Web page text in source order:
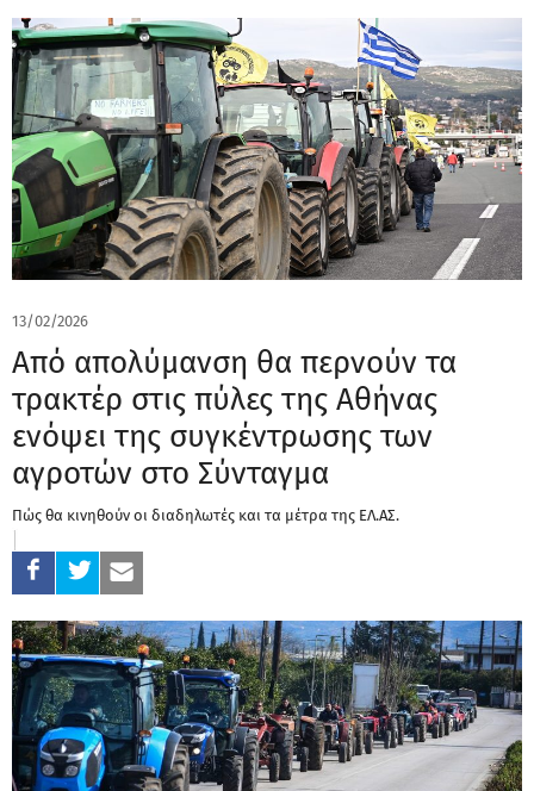
13/02/2026
Από απολύμανση θα περνούν τα
τρακτέρ στις πύλες της Αθήνας
ενόψει της συγκέντρωσης των
αγροτών στο Σύνταγμα
Πώς θα κινηθούν οι διαδηλωτές και τα μέτρα της ΕΛ.ΑΣ.